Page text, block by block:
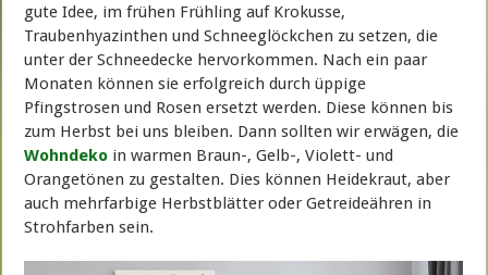
gute Idee, im frühen Frühling auf Krokusse,
Traubenhyazinthen und Schneeglöckchen zu setzen, die
unter der Schneedecke hervorkommen. Nach ein paar
Monaten können sie erfolgreich durch üppige
Pfingstrosen und Rosen ersetzt werden. Diese können bis
zum Herbst bei uns bleiben. Dann sollten wir erwägen, die
Wohndeko in warmen Braun-, Gelb-, Violett- und
Orangetönen zu gestalten. Dies können Heidekraut, aber
auch mehrfarbige Herbstblätter oder Getreideähren in
Strohfarben sein.